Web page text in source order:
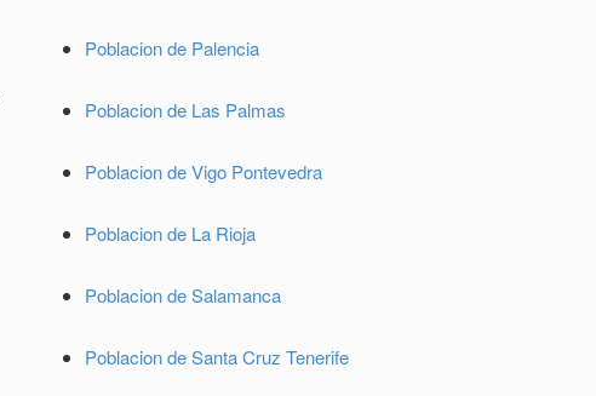
Poblacion de Palencia
Poblacion de Las Palmas
Poblacion de Vigo Pontevedra
Poblacion de La Rioja
Poblacion de Salamanca
Poblacion de Santa Cruz Tenerife